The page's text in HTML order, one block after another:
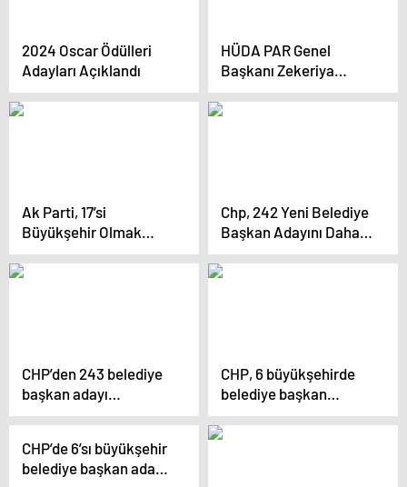
2024 Oscar Ödülleri
Adayları Açıklandı
HÜDA PAR Genel
Başkanı Zekeriya
Yapıcıoğlu, Gazze’deki
İsrail zulümlerini
Ak Parti, 17’si
Büyükşehir Olmak
Üzere 48 İl Belediye
Başkan Adayını
Chp, 242 Yeni Belediye
Başkan Adayını Daha
Belirledi.
CHP’den 243 belediye
başkan adayı
açıklaması
CHP, 6 büyükşehirde
belediye başkan
adaylarını açıkladı
CHP’de 6’sı büyükşehir
belediye başkan adayı